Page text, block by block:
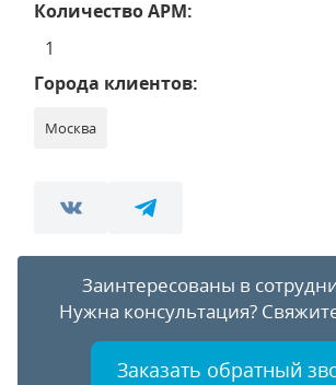
Количество АРМ:
1
Города клиентов:
Москва
Заинтересованы в
Нужна консультация?
Заказать обратный